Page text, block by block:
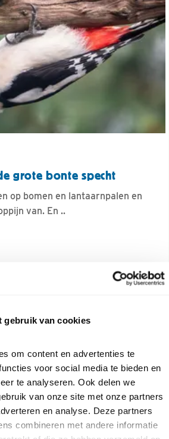
gebruik van cookies
om content en advertenties te
voor social media te bieden en
te analyseren. Ook delen we
van onze site met onze partners
en analyse. Deze partners
combineren met andere informatie
grote bonte specht
op bomen en lantaarnpalen en
van. En ..
nieuws, inspiratie, acties en tips
van Vogelbescherming.